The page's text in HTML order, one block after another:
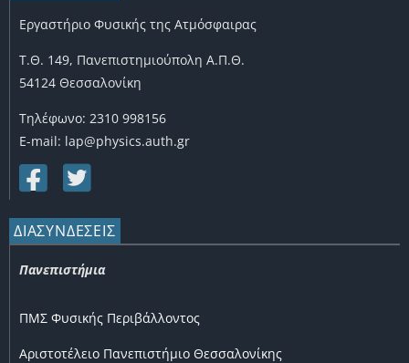
Εργαστήριο Φυσικής της Ατμόσφαιρας
Τ.Θ. 149, Πανεπιστημιούπολη Α.Π.Θ.
54124 Θεσσαλονίκη
Τηλέφωνο: 2310 998156
E-mail: lap@physics.auth.gr
ΔΙΑΣΥΝΔΕΣΕΙΣ
Πανεπιστήμια
ΠΜΣ Φυσικής Περιβάλλοντος
Αριστοτέλειο Πανεπιστήμιο Θεσσαλονίκης